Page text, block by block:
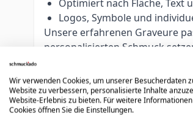
Optimiert nach Fläche, Text
Logos, Symbole und
Unsere erfahrenen Graveure
personalisierten Schmuck
Personalisierte
Bestellung sorgfältig zu prüfen.
Wir verwenden Cookies, um unserer Besucherdaten
Website zu verbessern, personalisierte Inhalte
Website-Erlebnis zu bieten. Für weitere
Cookies öffnen Sie die Einstellungen.